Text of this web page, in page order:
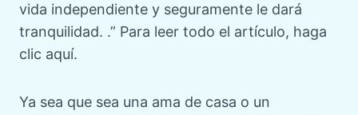
vida independiente y seguramente le dará
tranquilidad. .” Para leer todo el artículo, haga
clic aquí.
Ya sea que sea una ama de casa o un